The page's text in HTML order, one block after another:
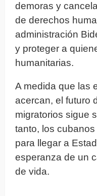
demoras y
de derechos
administración
y proteger a
humanitarias.
A medida que las
acercan, el futuro
migratorios sigue
tanto, los
para llegar a
esperanza de un
de vida.